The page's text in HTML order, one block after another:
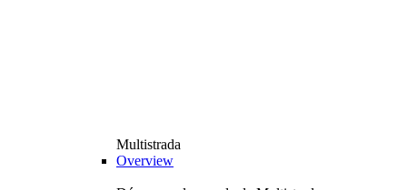
Multistrada
Overview